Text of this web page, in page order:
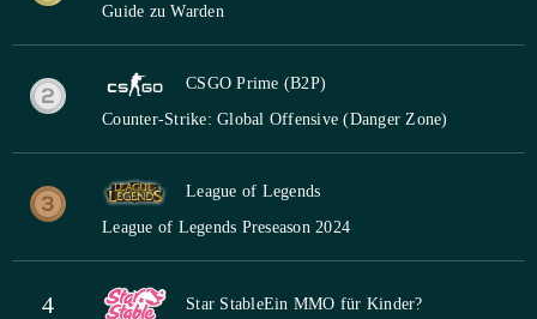
Guide zu Warden
CSGO Prime (B2P)
Counter-Strike: Global Offensive (Danger Zone)
League of Legends
League of Legends Preseason 2024
4 Star StableEin MMO für Kinder?